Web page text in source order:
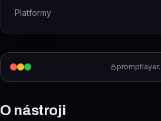
O nástroji
Platformy